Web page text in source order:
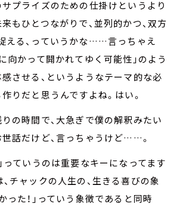
サプライズのための仕掛けというより
もひとつながりで、並列的かつ、双方
える、っていうかな……言っちゃえ
向かって開かれてゆく可能性」のよう
感させる、というようなテーマ的な必
りだと思うんですよね。はい。
の時間で、大急ぎで僕の解釈みたい
世話だけど、言っちゃうけど……。
っていうのは重要なキーになってます
チャックの人生の、生きる喜びの象
った！」っていう象徴であると同時